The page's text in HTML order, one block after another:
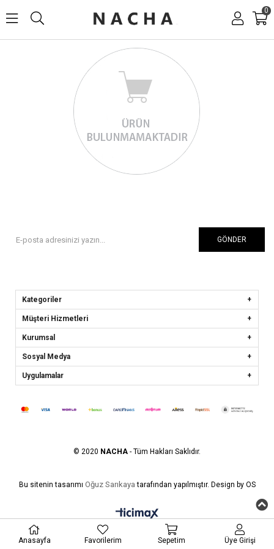
0
GÖNDER
Kategoriler
Müşteri Hizmetleri
Kurumsal
Sosyal Medya
Uygulamalar
© 2020 NACHA - Tüm Hakları Saklıdır.
Bu sitenin tasarımı Oğuz Sarıkaya tarafından yapılmıştır. Design by OS
Anasayfa Favorilerim Sepetim Üye Girişi